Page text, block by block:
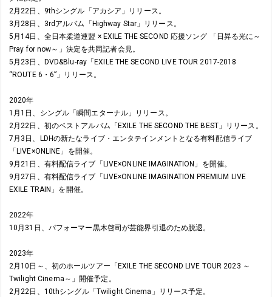
2月22日、9thシングル「アカシア」リリース。
3月28日、3rdアルバム「Highway Star」リリース。
5月14日、全日本柔道連盟 × EXILE THE SECOND 応援ソング 「日昇る光に～
Pray for now～」決定を共同記者会見。
5月23日、DVD&Blu-ray「EXILE THE SECOND LIVE TOUR 2017-2018
“ROUTE 6・6”」リリース。
2020年
1月1日、シングル「瞬間エターナル」リリース。
2月22日、初のベストアルバム「EXILE THE SECOND THE BEST」リリース。
7月3日、LDHの新たなライブ・エンタテインメントとなる有料配信ライブ
「LIVE×ONLINE」を開催。
9月21日、有料配信ライブ「LIVE×ONLINE IMAGINATION」を開催。
9月27日、有料配信ライブ「LIVE×ONLINE IMAGINATION PREMIUM LIVE
EXILE TRAIN」を開催。
2022年
10月31日、パフォーマー黒木啓司が芸能界引退のため脱退。
2023年
2月10日～、初のホールツアー「EXILE THE SECOND LIVE TOUR 2023 ～
Twilight Cinema～」開催予定。
2月22日、10thシングル「Twilight Cinema」リリース予定。